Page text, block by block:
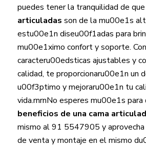
puedes tener la tranquilidad de
articuladas son de la mu00e1s
estu00e1n diseu00f1adas para
mu00e1ximo confort y soporte. Con
caracteru00edsticas ajustables y
calidad, te proporcionaru00e1n un
u00f3ptimo y mejoraru00e1n tu
vida.rnrnNo esperes mu00e1s
beneficios de una cama
mismo al 91 5547905 y aprovecha
de venta y montaje en el mismo